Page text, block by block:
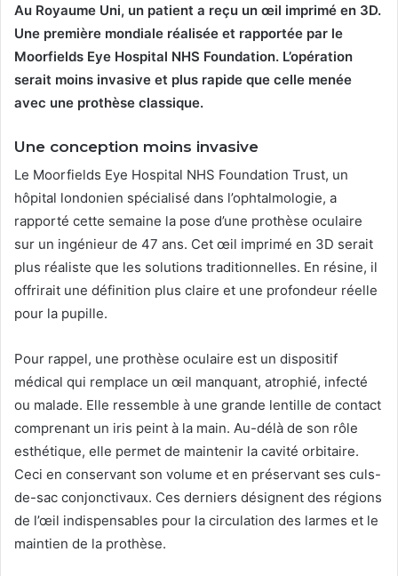
Au Royaume Uni, un patient a reçu un œil imprimé en 3D.
Une première mondiale réalisée et rapportée par le
Moorfields Eye Hospital NHS Foundation. L’opération
serait moins invasive et plus rapide que celle menée
avec une prothèse classique.
Une conception moins invasive
Le Moorfields Eye Hospital NHS Foundation Trust, un
hôpital londonien spécialisé dans l’ophtalmologie, a
rapporté cette semaine la pose d’une prothèse oculaire
sur un ingénieur de 47 ans. Cet œil imprimé en 3D serait
plus réaliste que les solutions traditionnelles. En résine, il
offrirait une définition plus claire et une profondeur réelle
pour la pupille.
Pour rappel, une prothèse oculaire est un dispositif
médical qui remplace un œil manquant, atrophié, infecté
ou malade. Elle ressemble à une grande lentille de contact
comprenant un iris peint à la main. Au-délà de son rôle
esthétique, elle permet de maintenir la cavité orbitaire.
Ceci en conservant son volume et en préservant ses culs-
de-sac conjonctivaux. Ces derniers désignent des régions
de l’œil indispensables pour la circulation des larmes et le
maintien de la prothèse.